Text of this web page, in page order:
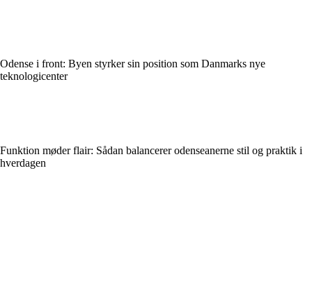
Odense i front: Byen styrker sin position som Danmarks nye
teknologicenter
Funktion møder flair: Sådan balancerer odenseanerne stil og praktik i
hverdagen